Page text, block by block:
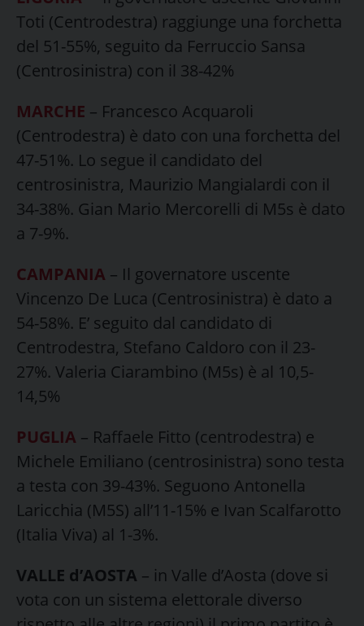
Toti (Centrodestra) raggiunge una forchetta
del 51-55%, seguito da Ferruccio Sansa
(Centrosinistra) con il 38-42%
MARCHE – Francesco Acquaroli
(Centrodestra) è dato con una forchetta del
47-51%. Lo segue il candidato del
centrosinistra, Maurizio Mangialardi con il
34-38%. Gian Mario Mercorelli di M5s è dato
a 7-9%.
CAMPANIA – Il governatore uscente
Vincenzo De Luca (Centrosinistra) è dato a
54-58%. E’ seguito dal candidato di
Centrodestra, Stefano Caldoro con il 23-
27%. Valeria Ciarambino (M5s) è al 10,5-
14,5%
PUGLIA – Raffaele Fitto (centrodestra) e
Michele Emiliano (centrosinistra) sono testa
a testa con 39-43%. Seguono Antonella
Laricchia (M5S) all’11-15% e Ivan Scalfarotto
(Italia Viva) al 1-3%.
VALLE d’AOSTA – in Valle d’Aosta (dove si
vota con un sistema elettorale diverso